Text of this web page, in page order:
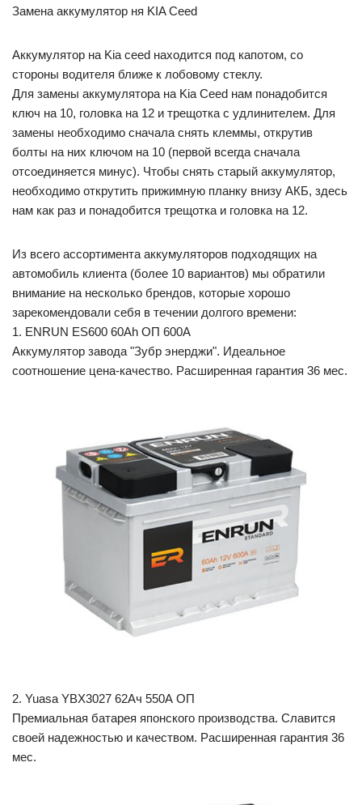
Замена аккумулятор ня KIA Ceed
Аккумулятор на Kia ceed находится под капотом, со
стороны водителя ближе к лобовому стеклу.
Для замены аккумулятора на Kia Ceed нам понадобится
ключ на 10, головка на 12 и трещотка с удлинителем. Для
замены необходимо сначала снять клеммы, открутив
болты на них ключом на 10 (первой всегда сначала
отсоединяется минус). Чтобы снять старый аккумулятор,
необходимо открутить прижимную планку внизу АКБ, здесь
нам как раз и понадобится трещотка и головка на 12.
Из всего ассортимента аккумуляторов подходящих на
автомобиль клиента (более 10 вариантов) мы обратили
внимание на несколько брендов, которые хорошо
зарекомендовали себя в течении долгого времени:
1. ENRUN ES600 60Ah ОП 600А
Аккумулятор завода "Зубр энерджи". Идеальное
соотношение цена-качество. Расширенная гарантия 36 мес.
2. Yuasa YBX3027 62Ач 550А ОП
Премиальная батарея японского производства. Славится
своей надежностью и качеством. Расширенная гарантия 36
мес.